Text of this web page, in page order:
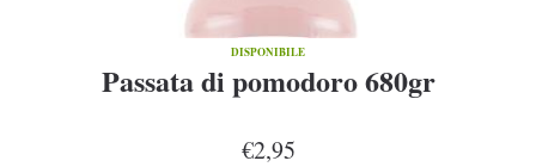
DISPONIBILE
Passata di pomodoro 680gr
€2,95